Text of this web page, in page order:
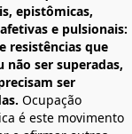
epistômicas,
e pulsionais:
resistências que
não ser superadas,
ser
Ocupação
é este movimento